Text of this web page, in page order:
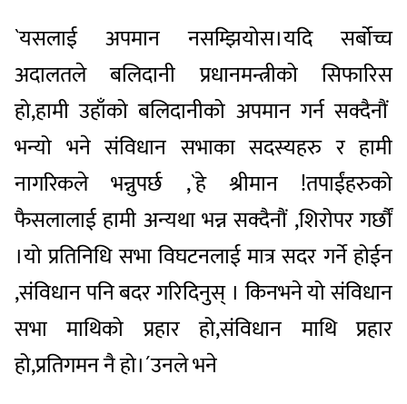
`यसलाई अपमान नसम्झियोस।यदि सर्बोच्च
अदालतले बलिदानी प्रधानमन्त्रीको सिफारिस
हो,हामी उहाँको बलिदानीको अपमान गर्न सक्दैनौं
भन्यो भने संविधान सभाका सदस्यहरु र हामी
नागरिकले भन्नुपर्छ ,`हे श्रीमान !तपाईंहरुको
फैसलालाई हामी अन्यथा भन्न सक्दैनौं ,शिरोपर गर्छौं
।यो प्रतिनिधि सभा विघटनलाई मात्र सदर गर्ने होईन
,संविधान पनि बदर गरिदिनुस् । किनभने यो संविधान
सभा माथिको प्रहार हो,संविधान माथि प्रहार
हो,प्रतिगमन नै हो।´उनले भने